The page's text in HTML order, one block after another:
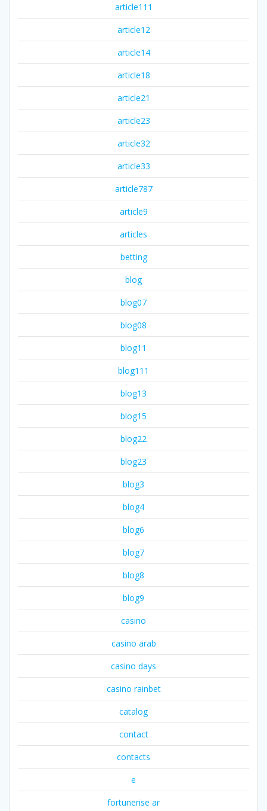
article111
article12
article14
article18
article21
article23
article32
article33
article787
article9
articles
betting
blog
blog07
blog08
blog11
blog111
blog13
blog15
blog22
blog23
blog3
blog4
blog6
blog7
blog8
blog9
casino
casino arab
casino days
casino rainbet
catalog
contact
contacts
e
fortunerise ar